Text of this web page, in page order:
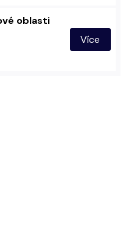
oblasti
Více